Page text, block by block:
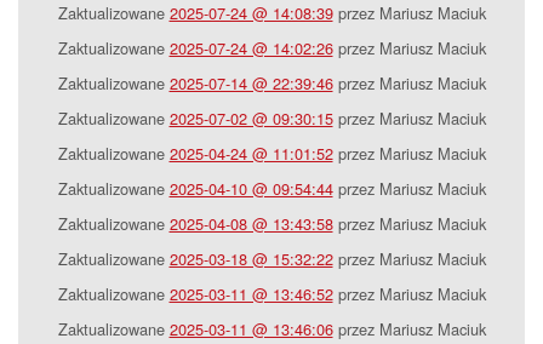
Zaktualizowane 2025-07-24 @ 14:08:39przez Mariusz Maciuk
Zaktualizowane 2025-07-24 @ 14:02:26przez Mariusz Maciuk
Zaktualizowane 2025-07-14 @ 22:39:46przez Mariusz Maciuk
Zaktualizowane 2025-07-02 @ 09:30:15przez Mariusz Maciuk
Zaktualizowane 2025-04-24 @ 11:01:52przez Mariusz Maciuk
Zaktualizowane 2025-04-10 @ 09:54:44przez Mariusz Maciuk
Zaktualizowane 2025-04-08 @ 13:43:58przez Mariusz Maciuk
Zaktualizowane 2025-03-18 @ 15:32:22przez Mariusz Maciuk
Zaktualizowane 2025-03-11 @ 13:46:52przez Mariusz Maciuk
Zaktualizowane 2025-03-11 @ 13:46:06przez Mariusz Maciuk